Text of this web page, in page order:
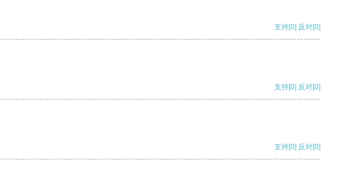
支持[0] 反对[0]
支持[0] 反对[0]
支持[0] 反对[0]